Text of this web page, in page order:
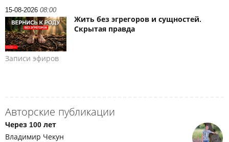
15-08-2026 08:00
Жить без эгрегоров и сущностей.
Скрытая правда
Записи эфиров
Авторские публикации
Через 100 лет
Владимир Чекун